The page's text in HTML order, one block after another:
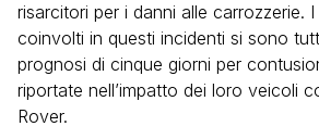
risarcitori per i danni alle carrozzerie.
coinvolti in questi incidenti si sono
prognosi di cinque giorni per
riportate nell’impatto dei loro veicoli
Rover.